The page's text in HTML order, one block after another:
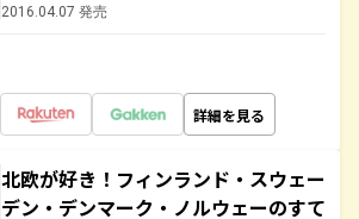
2016.04.07 発売
詳細を見る
北欧が好き！フィンランド・スウェー
デン・デンマーク・ノルウェーのすて